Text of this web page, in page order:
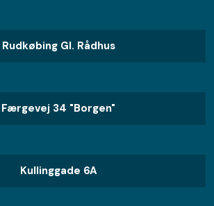
Rudkøbing Gl. Rådhus
Færgevej 34 "Borgen"
Kullinggade 6A